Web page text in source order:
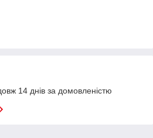
14 днів за домовленістю